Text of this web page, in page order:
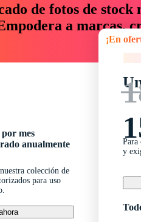
de fotos de
a marcas,
un
mes
anualmente
colección de
para uso
¡En oferta
Para
y